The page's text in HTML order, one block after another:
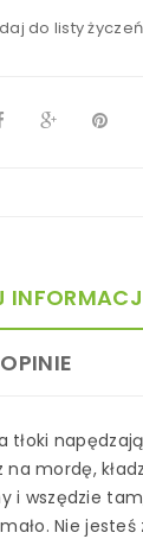
do listy życzeń
OPINIE
tłoki
na mordę,
i wszędzie
Nie jesteś